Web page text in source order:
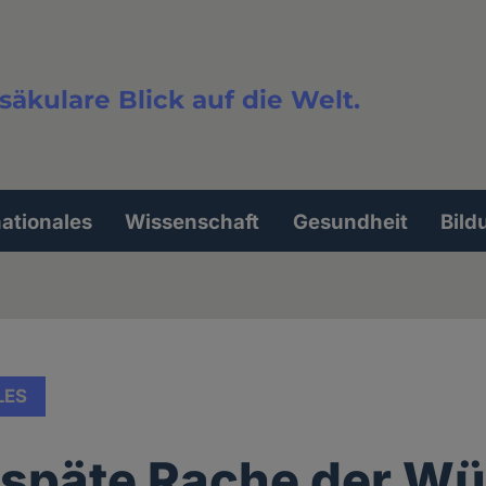
Blick auf die Welt.
Wissenschaft Gesundheit